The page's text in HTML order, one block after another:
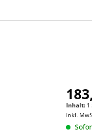
Inhalt: 1
inkl.